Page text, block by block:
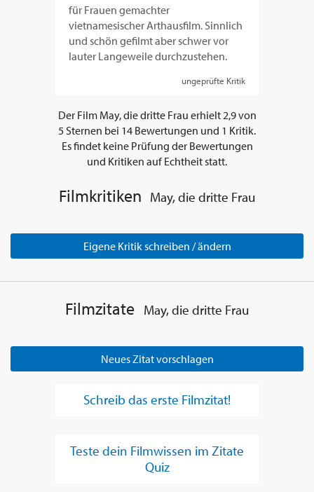
für Frauen gemachter
vietnamesischer Arthausfilm. Sinnlich
und schön gefilmt aber schwer vor
lauter Langeweile durchzustehen.
ungeprüfte Kritik
Der Film May, die dritte Frau erhielt 2,9von
5 Sternen bei 14 Bewertungen und 1 Kritik.
Es findet keine Prüfung der Bewertungen
und Kritiken auf Echtheit statt.
Filmkritiken May, die dritte Frau
Eigene Kritik schreiben / ändern
Filmzitate May, die dritte Frau
Neues Zitat vorschlagen
Schreib das erste Filmzitat!
Teste dein Filmwissen im Zitate
Quiz